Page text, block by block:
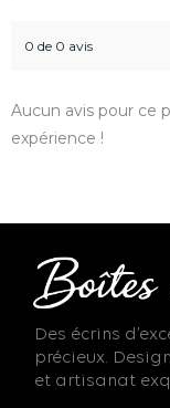
0 de 0 avis
Aucun avis pour ce
expérience !
Des écrins
précieux.
et artisanat